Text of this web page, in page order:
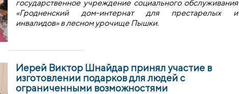
государственное учреждение социального обслуживания
«Гродненский дом-интернат для престарелых и
инвалидов» в лесном урочище Пышки.
Иерей Виктор Шнайдар принял участие в
изготовлении подарков для людей с
ограниченными возможностями